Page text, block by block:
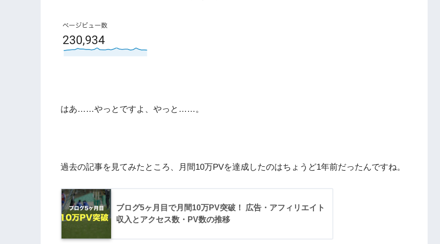
はあ……やっとですよ、やっと……。
過去の記事を見てみたところ、月間10万PVを達成したのはちょうど1年前だったんですね。
ブログ5ヶ月目で月間10万PV突破！ 広告・アフィリエイト
収入とアクセス数・PV数の推移